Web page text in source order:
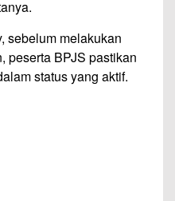
sebelum melakukan
peserta BPJS pastikan
status yang aktif.